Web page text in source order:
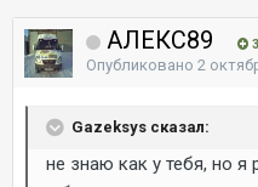
АЛЕКС89
Опубликовано 2
Gazeksys сказал:
не знаю как у тебя, но я